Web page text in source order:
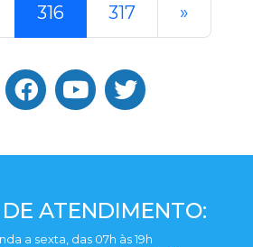
316 317 »
ATENDIMENTO:
a sexta, das 07h às 19h